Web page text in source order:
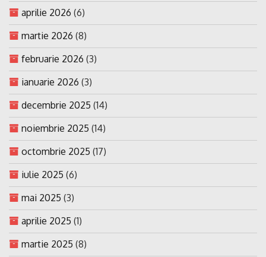
aprilie 2026 (6)
martie 2026 (8)
februarie 2026 (3)
ianuarie 2026 (3)
decembrie 2025 (14)
noiembrie 2025 (14)
octombrie 2025 (17)
iulie 2025 (6)
mai 2025 (3)
aprilie 2025 (1)
martie 2025 (8)